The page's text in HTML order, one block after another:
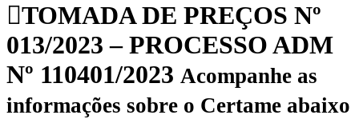
TOMADA DE PREÇOS Nº
013/2023 – PROCESSO ADM
Nº 110401/2023 Acompanhe as
informações sobre o Certame abaixo